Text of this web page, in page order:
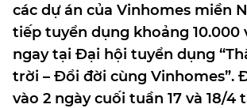
các dự án của Vinhomes miền
tiếp tuyển dụng khoảng 10.000
ngay tại Đại hội tuyển dụng
trời – Đổi đời cùng Vinhomes”.
vào 2 ngày cuối tuần 17 và 18/4